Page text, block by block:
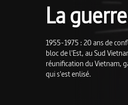
La
1955-1975 : 20 ans de
bloc de l'Est, au Sud
réunification du Vietnam,
qui s'est enlisé.